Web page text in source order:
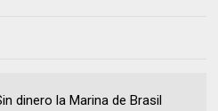
dinero la Marina de Brasil